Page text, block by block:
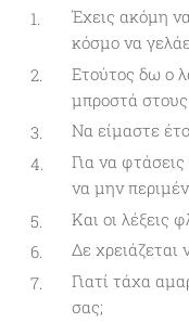
Έχεις ακόμη
κόσμο να
Ετούτος δω ο
μπροστά
Να είμαστε
Για να
να μην
Και οι λέξεις
Δε χρειάζεται
Γιατί τάχα
σας;